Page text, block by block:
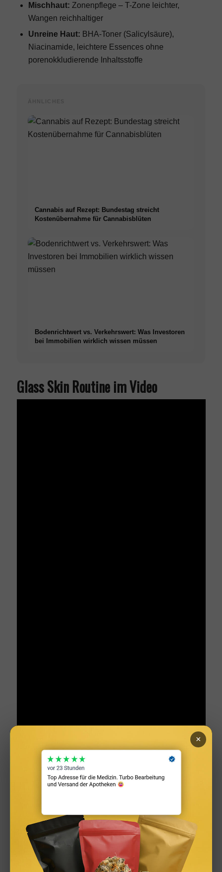
Mischhaut: Zonenpflege – T-Zone leichter,
Wangen reichhaltiger
Unreine Haut: BHA-Toner (Salicylsäure),
Niacinamide, leichtere Essences ohne
porenokkludierende Inhaltsstoffe
Cannabis auf Rezept: Bundestag streicht
Kostenübernahme für Cannabisblüten
Bodenrichtwert vs. Verkehrswert: Was Investoren
bei Immobilien wirklich wissen müssen
Glass Skin Routine im Video
Die häufigsten Fehler bei der Glass
Skin Routine
Zu viele Produkte auf einmal einführen: Wenn
×